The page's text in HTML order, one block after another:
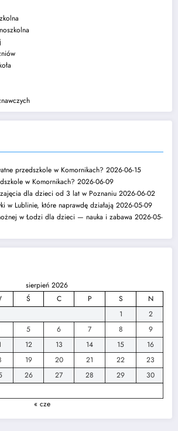
przedszkole w Komornikach? 2026-06-15
w Komornikach? 2026-06-09
dla dzieci od 3 lat w Poznaniu 2026-06-02
w Lublinie, które naprawdę działają 2026-05-09
w Łodzi dla dzieci — nauka i zabawa 2026-05-
sierpień 2026
Ś C P S
N
1
2
5 6 7 8
9
12 13 14 15
16
19 20 21 22
23
26 27 28 29
30
« cze